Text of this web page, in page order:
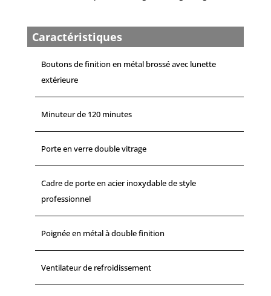
Caractéristiques
Boutons de finition en métal brossé avec lunette
extérieure
Minuteur de 120 minutes
Porte en verre double vitrage
Cadre de porte en acier inoxydable de style
professionnel
Poignée en métal à double finition
Ventilateur de refroidissement